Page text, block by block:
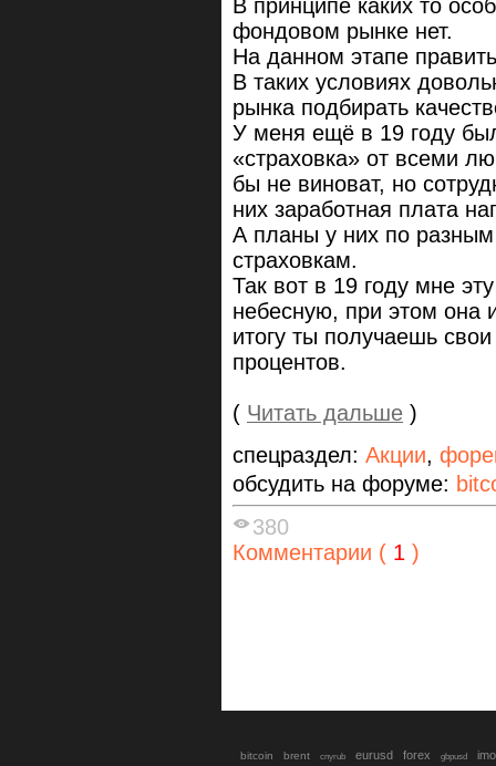
В принципе каких то
фондовом рынке нет.
На данном этапе
В таких условиях
рынка подбирать
У меня ещё в 19 году
«страховка» от всеми
бы не виноват, но
них заработная плата
А планы у них по
страховкам.
Так вот в 19 году мне
небесную, при этом она
итогу ты получаешь
процентов.
( Читать дальше )
спецраздел: Акции,
обсудить на форуме:
380
Комментарии ( 1 )
bitcoin brent cnyrub eurusd forex gbpusd